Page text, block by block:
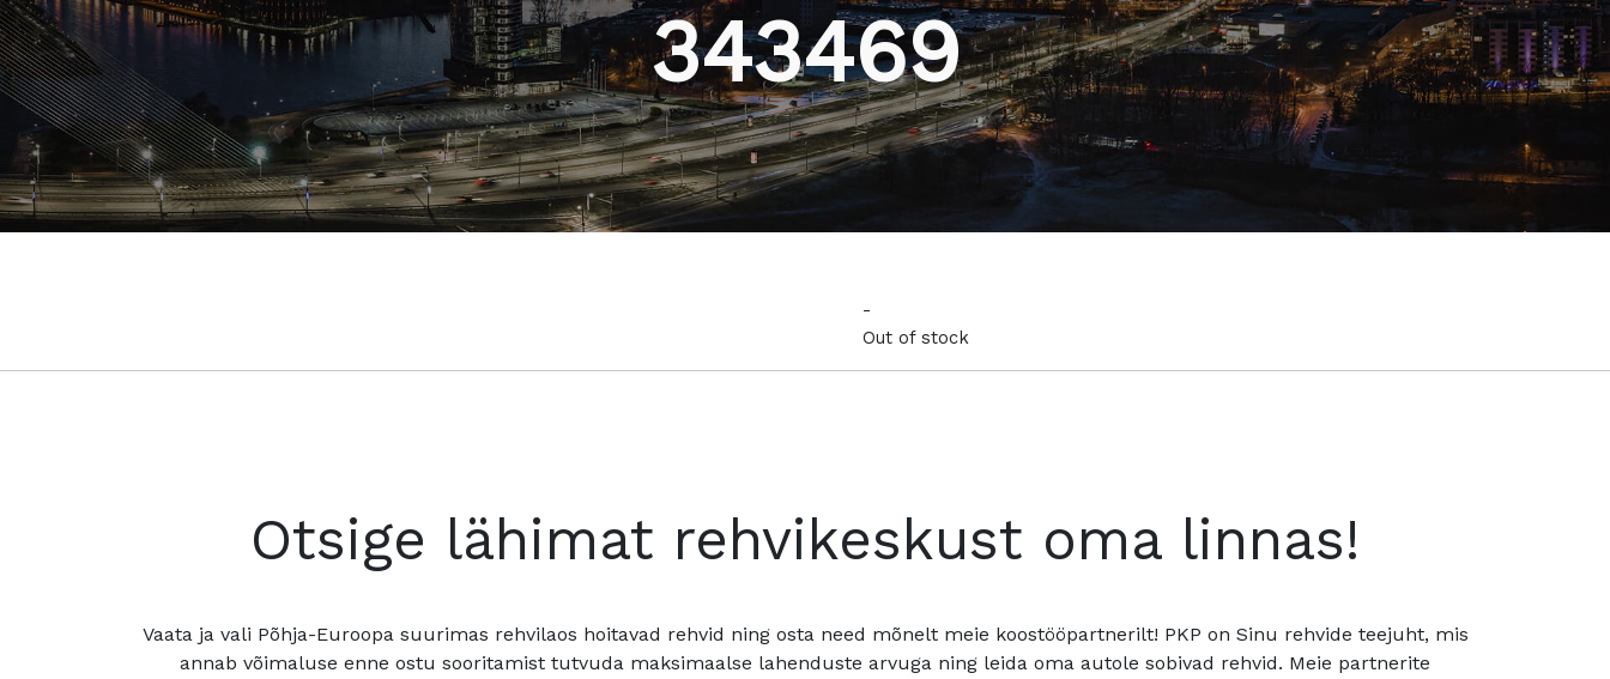
343469
-
Out of stock
Otsige lähimat rehvikeskust oma linnas!
Vaata ja vali Põhja-Euroopa suurimas rehvilaos hoitavad rehvid ning osta need mõnelt meie koostööpartnerilt! PKP on Sinu rehvide teejuht, mis
annab võimaluse enne ostu sooritamist tutvuda maksimaalse lahenduste arvuga ning leida oma autole sobivad rehvid. Meie partnerite